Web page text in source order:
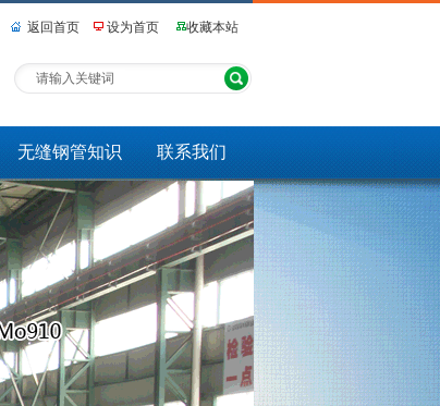
返回首页 设为首页 收藏本站
无缝钢管知识 联系我们